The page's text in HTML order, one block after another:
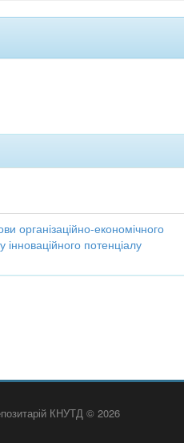
організаційно-економічного
потенціалу
КНУТД © 2026